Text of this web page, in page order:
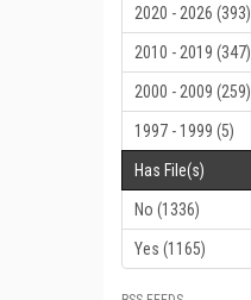
2020 - 2026 (393)
2010 - 2019 (347)
2000 - 2009 (259)
1997 - 1999 (5)
Has File(s)
No (1336)
Yes (1165)